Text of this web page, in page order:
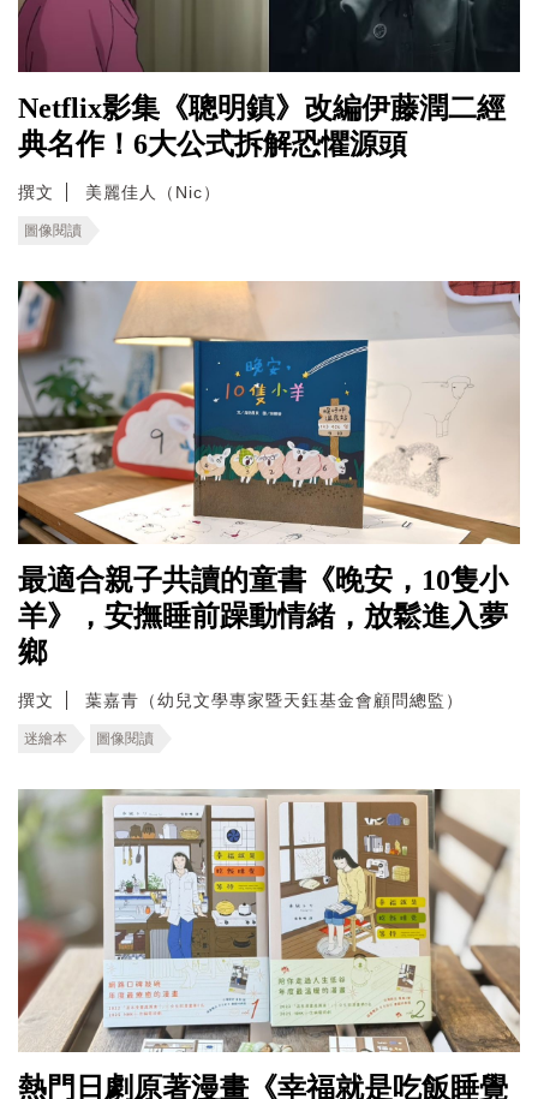
Netflix影集《聰明鎮》改編伊藤潤二經
典名作！6大公式拆解恐懼源頭
撰文 美麗佳人（Nic）
圖像閱讀
最適合親子共讀的童書《晚安，10隻小
羊》，安撫睡前躁動情緒，放鬆進入夢
鄉
撰文 葉嘉青（幼兒文學專家暨天鈺基金會顧問總監）
迷繪本 圖像閱讀
熱門日劇原著漫畫《幸福就是吃飯睡覺